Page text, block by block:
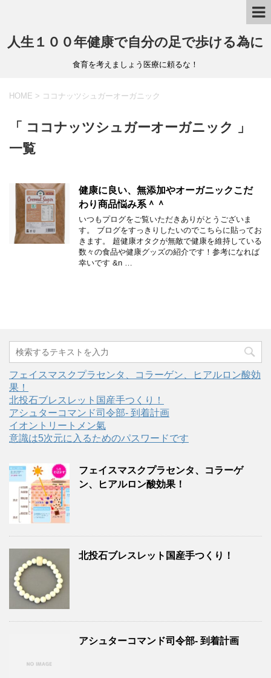
人生１００年健康で自分の足で歩ける為に
食育を考えましょう医療に頼るな！
HOME > ココナッツシュガーオーガニック
「 ココナッツシュガーオーガニック 」
一覧
健康に良い、無添加やオーガニックこだ
わり商品悩み系＾＾
いつもプログをご覧いただきありがとうございま
す。 ブログをすっきりしたいのでこちらに貼ってお
きます。 超健康オタクが無敵で健康を維持している
数々の食品や健康グッズの紹介です！参考になれば
幸いです &n …
フェイスマスクプラセンタ、コラーゲン、ヒアルロン酸効
果！
北投石ブレスレット国産手つくり！
アシュターコマンド司令部- 到着計画
イオントリートメン氣
意識は5次元に入るためのパスワードです
フェイスマスクプラセンタ、コラーゲ
ン、ヒアルロン酸効果！
北投石ブレスレット国産手つくり！
アシュターコマンド司令部- 到着計画